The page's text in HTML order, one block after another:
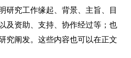
研究工作缘起、背景、主旨、目
及资助、支持、协作经过等；也
究阐发。这些内容也可以在正文